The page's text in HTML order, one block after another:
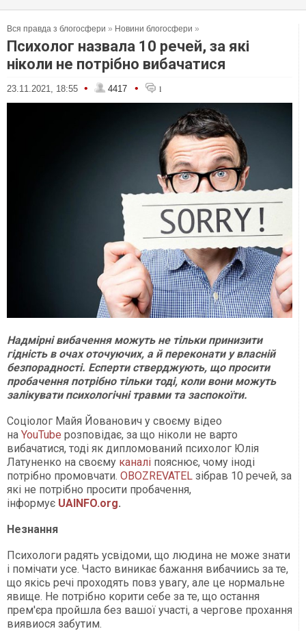
Вся правда з блогосфери » Новини блогосфери »
Психолог назвала 10 речей, за які
ніколи не потрібно вибачатися
23.11.2021, 18:55 • 4417 • 1
Надмірні вибачення можуть не тільки принизити
гідність в очах оточуючих, а й переконати у власній
безпорадності. Есперти стверджують, що просити
пробачення потрібно тільки тоді, коли вони можуть
залікувати психологічні травми та заспокоїти.
Соціолог Майя Йованович у своєму відео
на YouTube розповідає, за що ніколи не варто
вибачатися, тоді як дипломований психолог Юлія
Латуненко на своєму каналі пояснює, чому іноді
потрібно промовчати. OBOZREVATEL зібрав 10 речей, за
які не потрібно просити пробачення,
інформує UAINFO.org.
Незнання
Психологи радять усвідоми, що людина не може знати
і помічати усе. Часто виникає бажання вибачиись за те,
що якісь речі проходять повз увагу, але це нормальне
явище. Не потрібно корити себе за те, що остання
прем'єра пройшла без вашої участі, а чергове прохання
виявиося забутим.